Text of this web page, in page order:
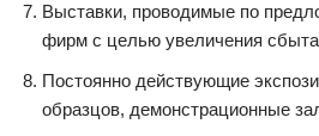
Выставки, проводимые по
фирм с целью увеличения
Постоянно действующие
образцов, демонстрационные